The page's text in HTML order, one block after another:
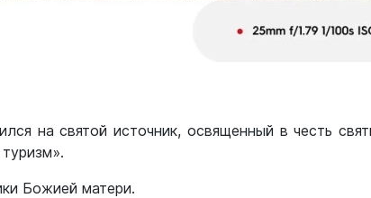
на святой источник, освященный в честь
Божией матери.